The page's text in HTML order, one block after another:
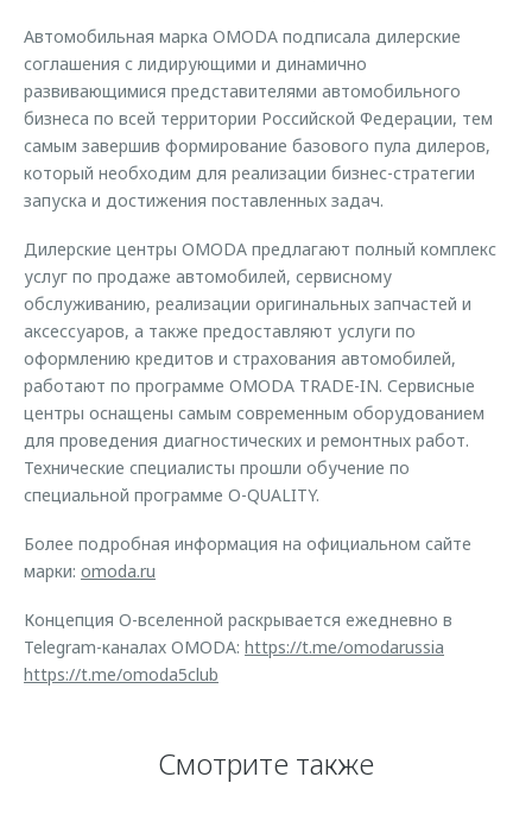
Автомобильная марка OMODA подписала дилерские
соглашения с лидирующими и динамично
развивающимися представителями автомобильного
бизнеса по всей территории Российской Федерации, тем
самым завершив формирование базового пула дилеров,
который необходим для реализации бизнес-стратегии
запуска и достижения поставленных задач.
Дилерские центры OMODA предлагают полный комплекс
услуг по продаже автомобилей, сервисному
обслуживанию, реализации оригинальных запчастей и
аксессуаров, а также предоставляют услуги по
оформлению кредитов и страхования автомобилей,
работают по программе OMODA TRADE-IN. Сервисные
центры оснащены самым современным оборудованием
для проведения диагностических и ремонтных работ.
Технические специалисты прошли обучение по
специальной программе O-QUALITY.
Более подробная информация на официальном сайте
марки: omoda.ru
Концепция O-вселенной раскрывается ежедневно в
Telegram-каналах OMODA: https://t.me/omodarussia
https://t.me/omoda5club
Смотрите также